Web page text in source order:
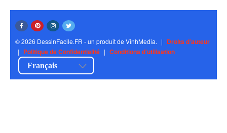
© 2026 DessinFacile.FR - un produit de VinhMedia. | Droits d'auteur
| Politique de Confidentialité | Conditions d'utilisation
Français